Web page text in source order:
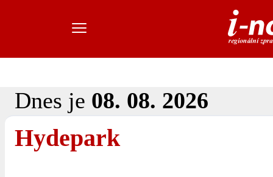
Dnes je 08. 08. 2026
Hydepark